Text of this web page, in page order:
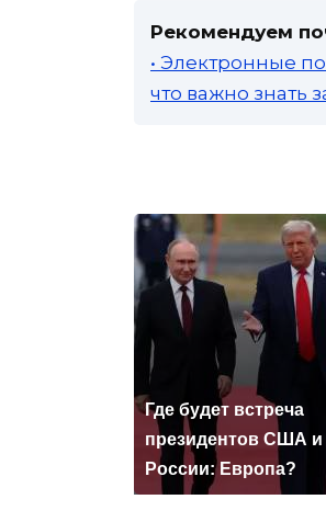
Рекомендуем
• Электронные
что важно знать
Где будет встреча
президентов США и
России: Европа?